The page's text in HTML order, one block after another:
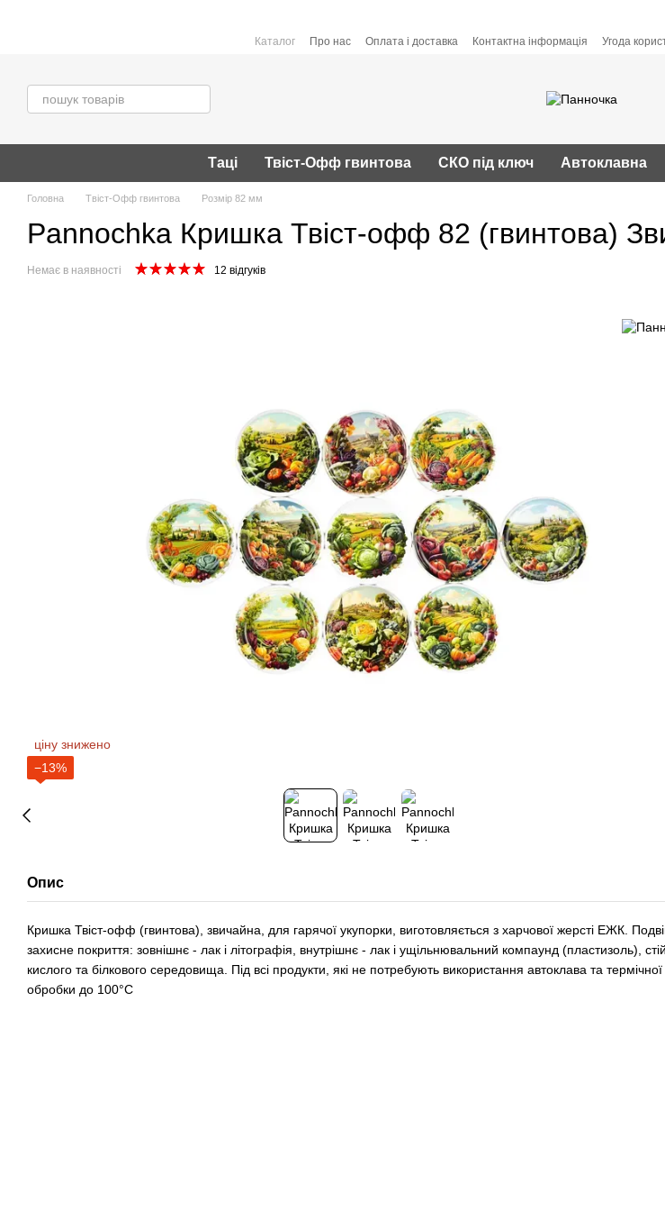
Каталог Про нас Оплата і доставка Контактна інформація Угода
Таці Твіст-Офф гвинтова СКО під ключ Автоклавна
Головна Твіст-Офф гвинтова Розмір 82 мм
Pannochka Кришка Твіст-офф 82 (гвинтова)
Немає в наявності 12 відгуків
ціну знижено
−13%
Опис
Кришка Твіст-офф (гвинтова), звичайна, для гарячої укупорки, виготовляється з харчової жерсті ЕЖК.
захисне покриття: зовнішнє - лак і літографія, внутрішнє - лак і ущільнювальний компаунд (пластизоль),
кислого та білкового середовища. Під всі продукти, які не потребують використання автоклава та термічної
обробки до 100°C